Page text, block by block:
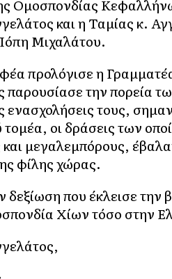
Ομοσπονδίας
και η Ταμίας κ.
Μιχαλάτου.
προλόγισε η
την πορεία
ενασχολήσεις τους,
τομέα, οι δράσεις των
και μεγαλεμπόρους,
φίλης χώρας.
δεξίωση που έκλεισε την
Χίων τόσο στην